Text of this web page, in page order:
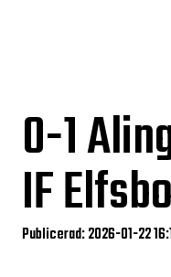
0-1
IF
Publicerad: 2026-01-22